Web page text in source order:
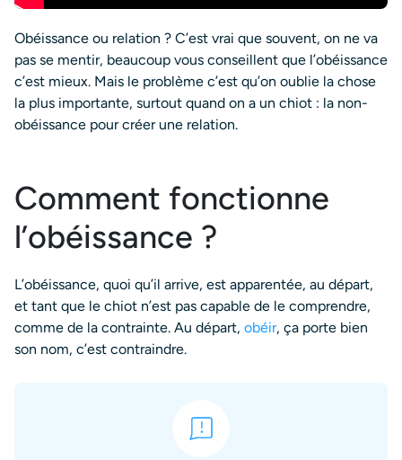
Obéissance ou relation ? C’est vrai que souvent, on ne va
pas se mentir, beaucoup vous conseillent que l’obéissance
c’est mieux. Mais le problème c’est qu’on oublie la chose
la plus importante, surtout quand on a un chiot : la non-
obéissance pour créer une relation.
Comment fonctionne
l’obéissance ?
L’obéissance, quoi qu’il arrive, est apparentée, au départ,
et tant que le chiot n’est pas capable de le comprendre,
comme de la contrainte. Au départ, obéir, ça porte bien
son nom, c’est contraindre.